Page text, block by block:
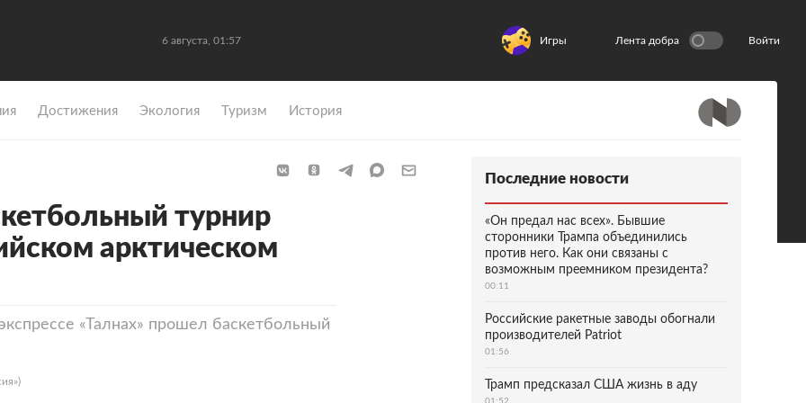
6 августа, 01:57 Игры Лента добра Войти
Достижения Экология Туризм История
турнир
арктическом
«Талнах» прошел баскетбольный
Последние новости
«Он предал нас всех». Бывшие
сторонники Трампа объединились
против него. Как они связаны с
возможным преемником президента?
00:11
Российские ракетные заводы обогнали
производителей Patriot
01:56
Трамп предсказал США жизнь в аду
01:52